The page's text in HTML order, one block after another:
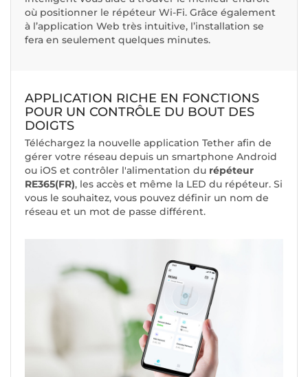
où positionner le répéteur Wi-Fi. Grâce également
à l’application Web très intuitive, l’installation se
fera en seulement quelques minutes.
APPLICATION RICHE EN FONCTIONS
POUR UN CONTRÔLE DU BOUT DES
DOIGTS
Téléchargez la nouvelle application Tether afin de
gérer votre réseau depuis un smartphone Android
ou iOS et contrôler l'alimentation du répéteur
RE365(FR), les accès et même la LED du répéteur. Si
vous le souhaitez, vous pouvez définir un nom de
réseau et un mot de passe différent.